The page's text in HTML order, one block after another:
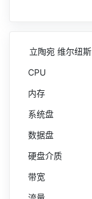
立陶宛 维尔纽